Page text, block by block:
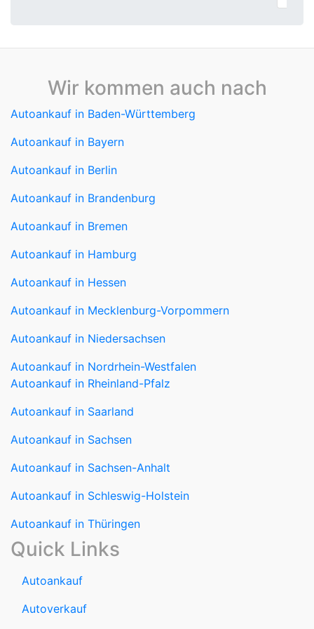
Wir kommen auch nach
Autoankauf in Baden-Württemberg
Autoankauf in Bayern
Autoankauf in Berlin
Autoankauf in Brandenburg
Autoankauf in Bremen
Autoankauf in Hamburg
Autoankauf in Hessen
Autoankauf in Mecklenburg-Vorpommern
Autoankauf in Niedersachsen
Autoankauf in Nordrhein-Westfalen
Autoankauf in Rheinland-Pfalz
Autoankauf in Saarland
Autoankauf in Sachsen
Autoankauf in Sachsen-Anhalt
Autoankauf in Schleswig-Holstein
Autoankauf in Thüringen
Quick Links
Autoankauf
Autoverkauf